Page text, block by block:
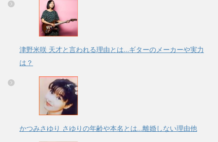
津野米咲 天才と言われる理由とは…ギターのメーカーや実力
は？
かつみさゆり さゆりの年齢や本名とは…離婚しない理由他